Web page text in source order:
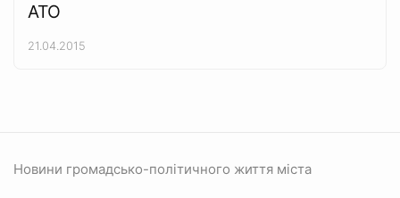
АТО
21.04.2015
Новини громадсько-політичного життя міста